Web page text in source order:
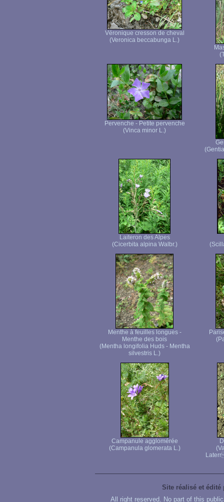
Véronique cresson de cheval
(Veronica beccabunga L.)
Pervenche - Petite pervenche
(Vinca minor L.)
Laiteron des Alpes
(Cicerbita alpina Walbr.)
Menthe à feuilles longues -
Menthe des bois
(Mentha longifolia Huds - Mentha
silvestris L.)
Campanule agglomérée
(Campanula glomerata L.)
Site réalisé et édité
All right reserved. No part of this